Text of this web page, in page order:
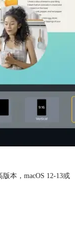
本，macOS 12-13或